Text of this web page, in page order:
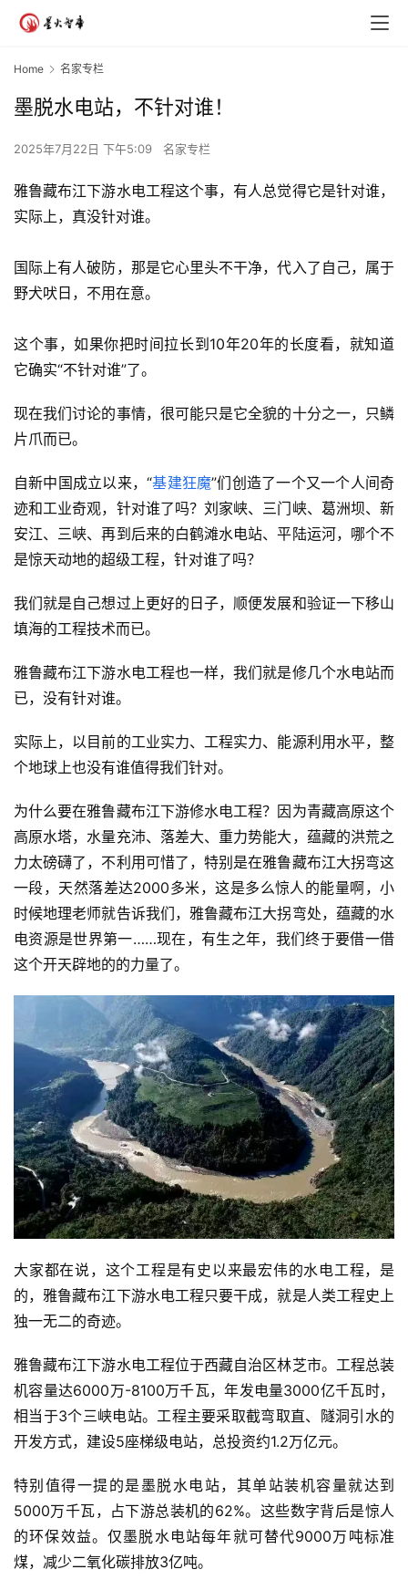
Home 名家专栏
墨脱水电站，不针对谁！
2025年7月22日 下午5:09 名家专栏
雅鲁藏布江下游水电工程这个事，有人总觉得它是针对谁，
实际上，真没针对谁。
国际上有人破防，那是它心里头不干净，代入了自己，属于
野犬吠日，不用在意。
这个事，如果你把时间拉长到10年20年的长度看，就知道
它确实“不针对谁”了。
现在我们讨论的事情，很可能只是它全貌的十分之一，只鳞
片爪而已。
自新中国成立以来，“基建狂魔”们创造了一个又一个人间奇
迹和工业奇观，针对谁了吗？刘家峡、三门峡、葛洲坝、新
安江、三峡、再到后来的白鹤滩水电站、平陆运河，哪个不
是惊天动地的超级工程，针对谁了吗？
我们就是自己想过上更好的日子，顺便发展和验证一下移山
填海的工程技术而已。
雅鲁藏布江下游水电工程也一样，我们就是修几个水电站而
已，没有针对谁。
实际上，以目前的工业实力、工程实力、能源利用水平，整
个地球上也没有谁值得我们针对。
为什么要在雅鲁藏布江下游修水电工程？因为青藏高原这个
高原水塔，水量充沛、落差大、重力势能大，蕴藏的洪荒之
力太磅礴了，不利用可惜了，特别是在雅鲁藏布江大拐弯这
一段，天然落差达2000多米，这是多么惊人的能量啊，小
时候地理老师就告诉我们，雅鲁藏布江大拐弯处，蕴藏的水
电资源是世界第一……现在，有生之年，我们终于要借一借
这个开天辟地的的力量了。
大家都在说，这个工程是有史以来最宏伟的水电工程，是
的，雅鲁藏布江下游水电工程只要干成，就是人类工程史上
独一无二的奇迹。
雅鲁藏布江下游水电工程位于西藏自治区林芝市。工程总装
机容量达6000万-8100万千瓦，年发电量3000亿千瓦时，
相当于3个三峡电站。工程主要采取截弯取直、隧洞引水的
开发方式，建设5座梯级电站，总投资约1.2万亿元。
特别值得一提的是墨脱水电站，其单站装机容量就达到
5000万千瓦，占下游总装机的62%。这些数字背后是惊人
的环保效益。仅墨脱水电站每年就可替代9000万吨标准
煤，减少二氧化碳排放3亿吨。